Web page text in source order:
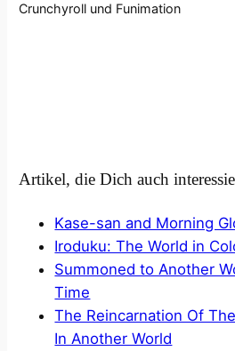
Crunchyroll und Funimation
Artikel, die Dich auch
Kase-san and Morning
Iroduku: The World in
Summoned to Another
Time
The Reincarnation Of
In Another World